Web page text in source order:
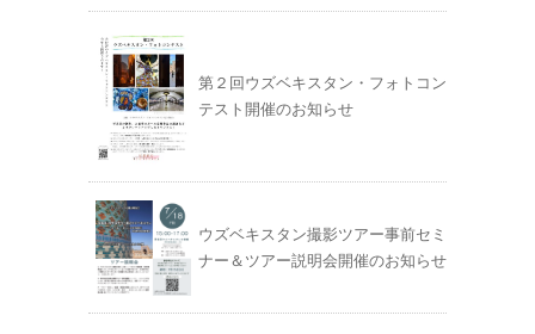
第２回ウズベキスタン・フォトコン
テスト開催のお知らせ
ウズベキスタン撮影ツアー事前セミ
ナー＆ツアー説明会開催のお知らせ